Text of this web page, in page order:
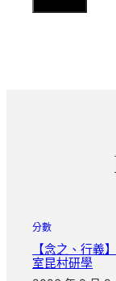
分數
【念之、行
室昆村研學